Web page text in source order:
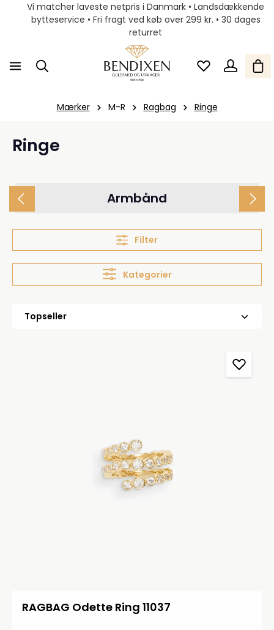
Vi matcher laveste netpris i Danmark • Landsdækkende
bytteservice • Fri fragt ved køb over 299 kr. • 30 dages
returret
Mærker M-R Ragbag Ringe
Ringe
Armbånd
Filter
Kategorier
RAGBAG Odette Ring 11037